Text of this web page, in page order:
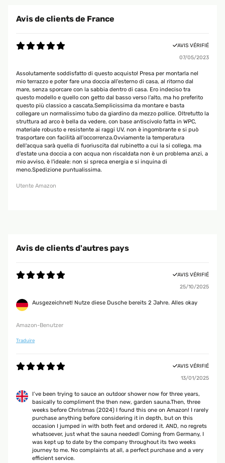
Avis de clients de France
AVIS VÉRIFIÉ
07/05/2023
Assolutamente soddisfatto di questo acquisto! Presa per montarla nel
mio terrazzo e poter fare una doccia all'esterno di casa, al ritorno dal
mare, senza sporcare con la sabbia dentro di casa. Ero indeciso tra
questo modello e quello con getto dal basso verso l'alto, ma ho preferito
questo più classico a cascata.Semplicissima da montare e basta
collegare un normalissimo tubo da giardino da mezzo pollice. Oltretutto la
struttura ad arco è bella da vedere, con base antiscivolo fatta in WPC,
materiale robusto e resistente ai raggi UV, non è ingombrante e si può
trasportare con facilità all'occorrenza.Ovviamente la temperatura
dell'acqua sarà quella di fuoriuscita dal rubinetto a cui la si collega, ma
d'estate una doccia a con acqua non riscaldata non è un problema anzi, a
mio avviso, è l'ideale: non si spreca energia e si inquina di
meno.Spedizione puntualissima.
Utente Amazon
Avis de clients d'autres pays
AVIS VÉRIFIÉ
25/10/2025
Ausgezeichnet! Nutze diese Dusche bereits 2 Jahre. Alles okay
Amazon-Benutzer
Traduire
AVIS VÉRIFIÉ
13/01/2025
I’ve been trying to sauce an outdoor shower now for three years,
basically to compliment the then new, garden sauna.Then, three
weeks before Christmas (2024) I found this one on Amazon! I rarely
purchase anything before considering it in depth, but on this
occasion I jumped in with both feet and ordered it. AND, no regrets
whatsoever, just what the sauna needed! Coming from Germany, I
was kept up to date by the company throughout its two weeks
journey to me. No complaints at all, a perfect purchase and a very
efficient service.